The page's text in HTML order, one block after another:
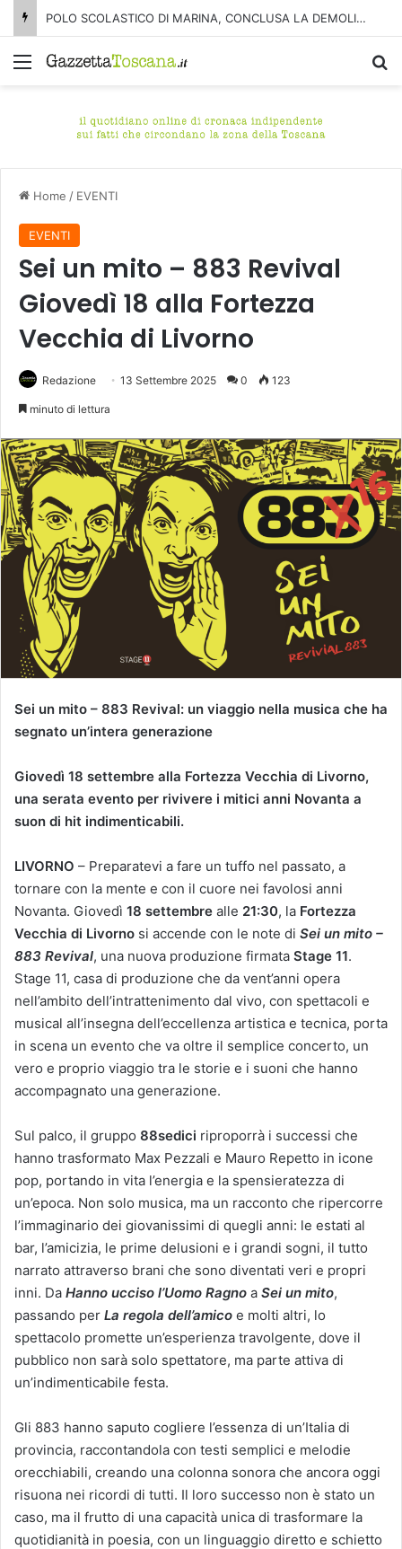
POLO SCOLASTICO DI MARINA, CONCLUSA LA DEMOLIZIONE DELL’ALA NORD-SUD
Menu
Home / EVENTI
EVENTI
Sei un mito – 883 Revival
Giovedì 18 alla Fortezza
Vecchia di Livorno
Redazione 13 Settembre 2025 0 123
minuto di lettura
Sei un mito – 883 Revival: un viaggio nella musica che ha
segnato un’intera generazione
Giovedì 18 settembre alla Fortezza Vecchia di Livorno,
una serata evento per rivivere i mitici anni Novanta a
suon di hit indimenticabili.
LIVORNO – Preparatevi a fare un tuffo nel passato, a
tornare con la mente e con il cuore nei favolosi anni
Novanta. Giovedì 18 settembre alle 21:30, la Fortezza
Vecchia di Livorno si accende con le note di Sei un mito –
883 Revival, una nuova produzione firmata Stage 11.
Stage 11, casa di produzione che da vent’anni opera
nell’ambito dell’intrattenimento dal vivo, con spettacoli e
musical all’insegna dell’eccellenza artistica e tecnica, porta
in scena un evento che va oltre il semplice concerto, un
vero e proprio viaggio tra le storie e i suoni che hanno
accompagnato una generazione.
Sul palco, il gruppo 88sedici riproporrà i successi che
hanno trasformato Max Pezzali e Mauro Repetto in icone
pop, portando in vita l’energia e la spensieratezza di
un’epoca. Non solo musica, ma un racconto che ripercorre
l’immaginario dei giovanissimi di quegli anni: le estati al
bar, l’amicizia, le prime delusioni e i grandi sogni, il tutto
narrato attraverso brani che sono diventati veri e propri
inni. Da Hanno ucciso l’Uomo Ragno a Sei un mito,
passando per La regola dell’amico e molti altri, lo
spettacolo promette un’esperienza travolgente, dove il
pubblico non sarà solo spettatore, ma parte attiva di
un’indimenticabile festa.
Gli 883 hanno saputo cogliere l’essenza di un’Italia di
provincia, raccontandola con testi semplici e melodie
orecchiabili, creando una colonna sonora che ancora oggi
risuona nei ricordi di tutti. Il loro successo non è stato un
caso, ma il frutto di una capacità unica di trasformare la
quotidianità in poesia, con un linguaggio diretto e schietto